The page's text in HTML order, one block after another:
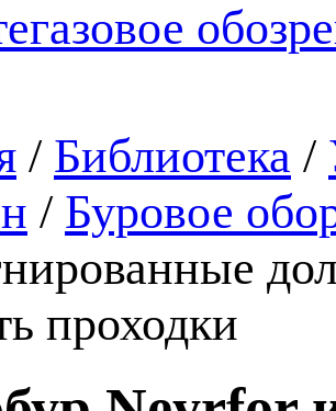
/ Библиотека /
/ Буровое
проходки